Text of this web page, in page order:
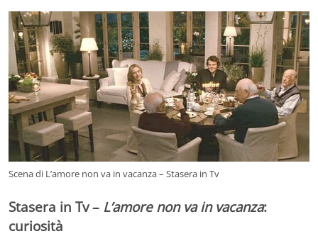
Scena di L’amore non va in vacanza – Stasera in Tv
Stasera in Tv – L’amore non va in vacanza:
curiosità